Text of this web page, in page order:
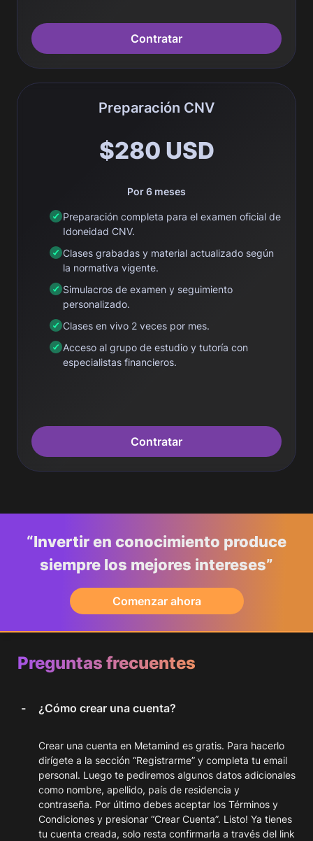
Contratar
Preparación CNV
$280 USD
Por 6 meses
Preparación completa para el examen oficial de
Idoneidad CNV.
Clases grabadas y material actualizado según
la normativa vigente.
Simulacros de examen y seguimiento
personalizado.
Clases en vivo 2 veces por mes.
Acceso al grupo de estudio y tutoría con
especialistas financieros.
Contratar
“Invertir en conocimiento produce
siempre los mejores intereses”
Comenzar ahora
Preguntas frecuentes
¿Cómo crear una cuenta?
Crear una cuenta en Metamind es gratis. Para hacerlo
dirígete a la sección “Registrarme” y completa tu email
personal. Luego te pediremos algunos datos adicionales
como nombre, apellido, país de residencia y
contraseña. Por último debes aceptar los Términos y
Condiciones y presionar “Crear Cuenta”. Listo! Ya tienes
tu cuenta creada, solo resta confirmarla a través del link